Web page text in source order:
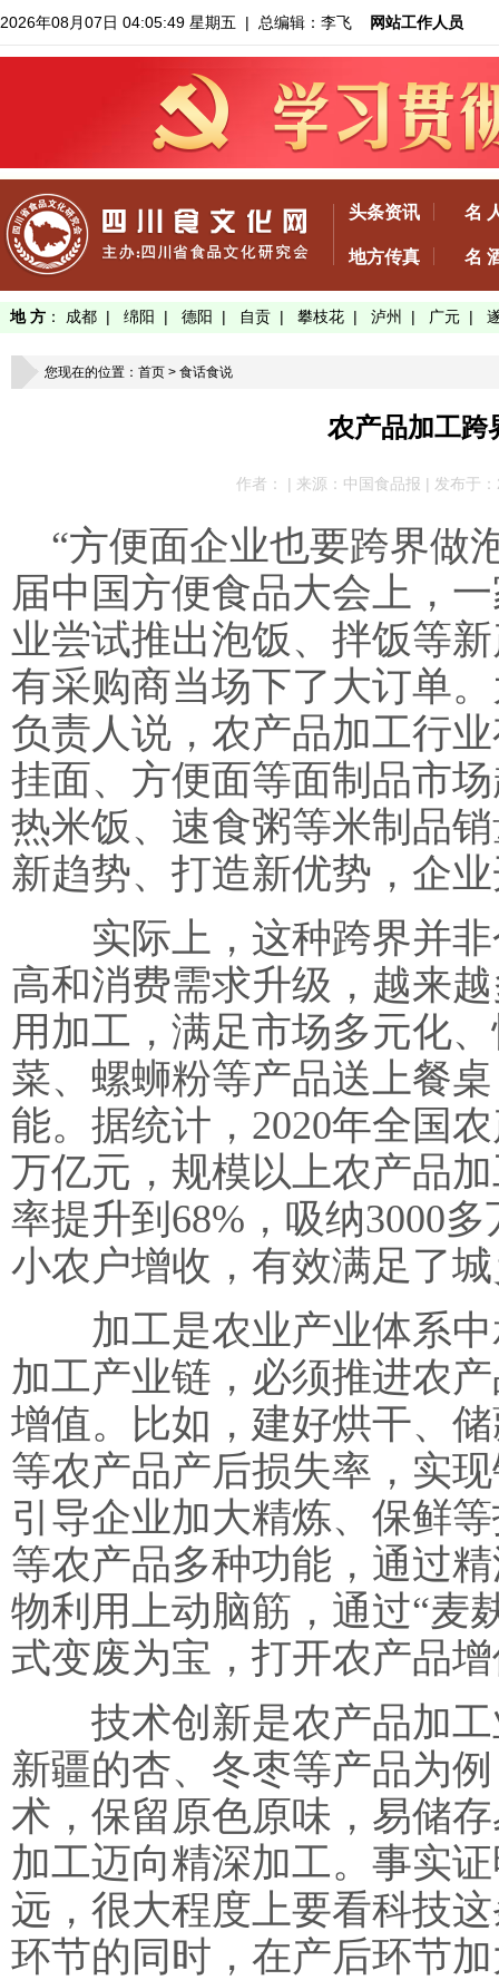
2026年08月07日 04:05:50 星期五 | 总编辑：李飞 网站工作人员
头条资讯 名
地方传真 名
地 方 ： 成都 | 绵阳 | 德阳 | 自贡 | 攀枝花 | 泸州 | 广元 |
您现在的位置： 首页 > 食话食说
农产品加工跨
作者： | 来源：中国食品报 | 发布于
“方便面企业也要跨界做
届中国方便食品大会上，
业尝试推出泡饭、拌饭等
有采购商当场下了大订单
负责人说，农产品加工行
挂面、方便面等面制品市
热米饭、速食粥等米制品
新趋势、打造新优势，企
实际上，这种跨界并非
高和消费需求升级，越来
用加工，满足市场多元化
菜、螺蛳粉等产品送上餐
能。据统计，2020年全国
万亿元，规模以上农产品
率提升到68%，吸纳3000
小农户增收，有效满足了
加工是农业产业体系中
加工产业链，必须推进农
增值。比如，建好烘干、
等农产品产后损失率，实
引导企业加大精炼、保鲜
等农产品多种功能，通过
物利用上动脑筋，通过“麦
式变废为宝，打开农产品
技术创新是农产品加工
新疆的杏、冬枣等产品为
术，保留原色原味，易储
加工迈向精深加工。事实
远，很大程度上要看科技
环节的同时，在产后环节